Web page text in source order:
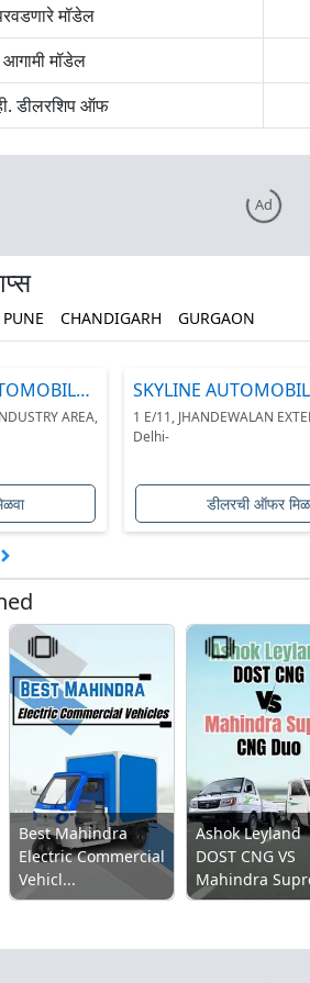
मॉडेल
आगामी मॉडेल
डीलरशिप ऑफ
Ad
PUNE CHANDIGARH GURGAON
AREA,
SKYLINE
1 E/11, JHANDEWALAN
Delhi-
डीलरची ऑफर
Best Mahindra
Electric Commercial
Vehicl...
Ashok Leyland
DOST CNG VS
Mahindra